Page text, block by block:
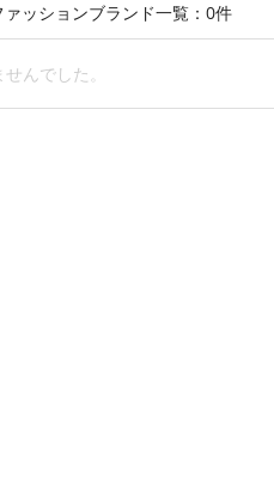
ッションブランド一覧：0件
んでした。